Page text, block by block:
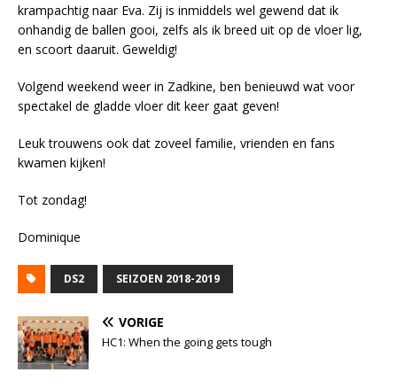
krampachtig naar Eva. Zij is inmiddels wel gewend dat ik
onhandig de ballen gooi, zelfs als ik breed uit op de vloer lig,
en scoort daaruit. Geweldig!
Volgend weekend weer in Zadkine, ben benieuwd wat voor
spectakel de gladde vloer dit keer gaat geven!
Leuk trouwens ook dat zoveel familie, vrienden en fans
kwamen kijken!
Tot zondag!
Dominique
DS2 SEIZOEN 2018-2019
VORIGE
HC1: When the going gets tough